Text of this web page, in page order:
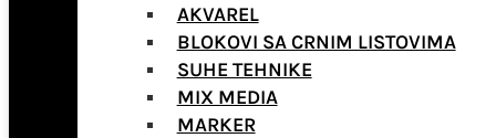
AKVAREL
BLOKOVI SA CRNIM LISTOVIMA
SUHE TEHNIKE
MIX MEDIA
MARKER